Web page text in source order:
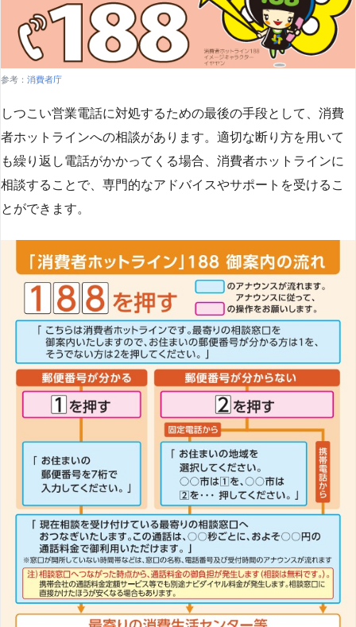
参考： 消費者庁
しつこい営業電話に対処するための最後の手段として、消費
者ホットラインへの相談があります。適切な断り方を用いて
も繰り返し電話がかかってくる場合、消費者ホットラインに
相談することで、専門的なアドバイスやサポートを受けるこ
とができます​​。